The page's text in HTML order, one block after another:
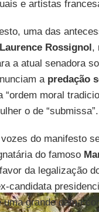
e artistas
uma das
Laurence Rossignol,
a atual senadora
a predação
moral
o de “submissa”.
do manifesto
do famoso
da legalização
candidata
uma grande dama